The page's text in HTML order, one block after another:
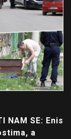
NAM SE: Enis
a